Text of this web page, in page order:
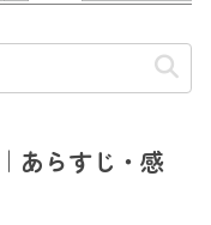
あらすじ・感